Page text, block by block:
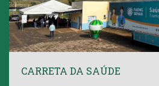
CARRETA DA SAÚDE